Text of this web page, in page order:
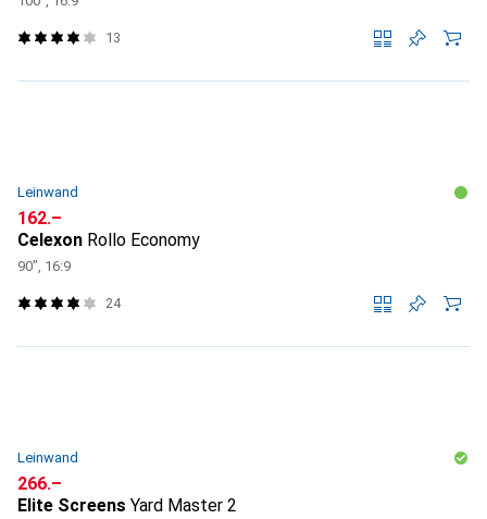
13
Leinwand
CHF
162.–
Celexon Rollo Economy
90", 16:9
24
Leinwand
CHF
266.–
Elite Screens Yard Master 2